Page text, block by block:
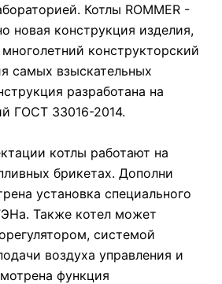
Котлы ROMMER -
новая конструкция изделия,
конструкторский
самых взыскательных
разработана на
ГОСТ 33016-2014.
котлы работают на
брикетах. Дополни
установка специального
Также котел может
системой
воздуха управления и
функция